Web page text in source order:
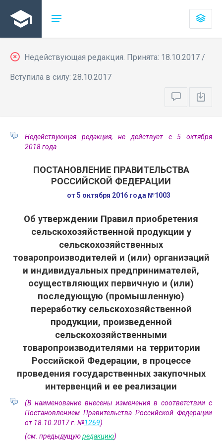
Недействующая редакция. Принята: 18.10.2017 /
Вступила в силу: 28.10.2017
Недействующая редакция, не действует с 5 октября
2018 года
ПОСТАНОВЛЕНИЕ ПРАВИТЕЛЬСТВА
РОССИЙСКОЙ ФЕДЕРАЦИИ
от 5 октября 2016 года №1003
Об утверждении Правил приобретения
сельскохозяйственной продукции у
сельскохозяйственных
товаропроизводителей и (или) организаций
и индивидуальных предпринимателей,
осуществляющих первичную и (или)
последующую (промышленную)
переработку сельскохозяйственной
продукции, произведенной
сельскохозяйственными
товаропроизводителями на территории
Российской Федерации, в процессе
проведения государственных закупочных
интервенций и ее реализации
(В наименование внесены изменения в соответствии с
Постановлением Правительства Российской Федерации
от 18.10.2017 г. №1269)
(см. предыдущуюредакцию)